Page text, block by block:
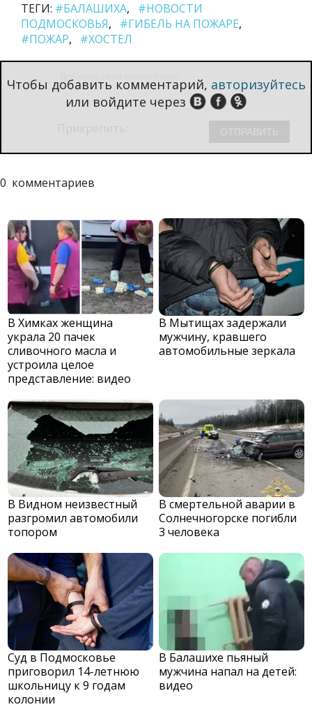
ТЕГИ: #БАЛАШИХА
#НОВОСТИ
ПОДМОСКОВЬЯ
#ГИБЕЛЬ НА ПОЖАРЕ
#ПОЖАР
#ХОСТЕЛ
Чтобы добавить комментарий, авторизуйтесь
или войдите через
0 комментариев
В Химках женщина
украла 20 пачек
сливочного масла и
устроила целое
представление: видео
В Мытищах задержали
мужчину, кравшего
автомобильные зеркала
В Видном неизвестный
разгромил автомобили
топором
В смертельной аварии в
Солнечногорске погибли
3 человека
Суд в Подмосковье
приговорил 14-летнюю
школьницу к 9 годам
колонии
В Балашихе пьяный
мужчина напал на детей:
видео